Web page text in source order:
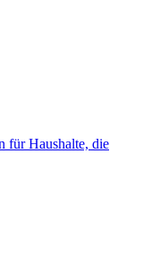
für Haushalte, die